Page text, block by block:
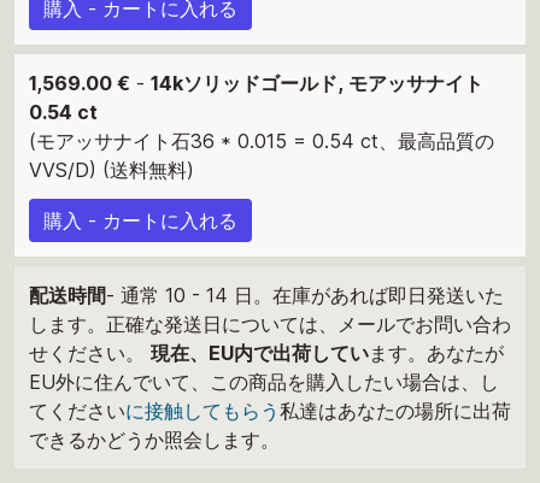
購入 - カートに入れる
1,569.00 € - 14kソリッドゴールド, モアッサナイト
0.54 ct
(モアッサナイト石36 * 0.015 = 0.54 ct、最高品質の
VVS/D) (送料無料)
購入 - カートに入れる
配送時間- 通常 10 - 14 日。在庫があれば即日発送いた
します。正確な発送日については、メールでお問い合わ
せください。 現在、EU内で出荷しています。あなたが
EU外に住んでいて、この商品を購入したい場合は、し
てくださいに接触してもらう 私達はあなたの場所に出荷
できるかどうか照会します。